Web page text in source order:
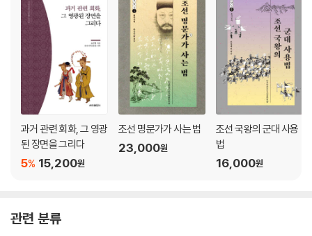
2) 조선 중기의 안태 · 77
3) 조선 후기의 안태 · 83
4. 안태 관련 등록 및 의궤의 검토 · 106
1) 의궤의 구성과 내용 · 106
2) 정조 대의 안태등록 · 108
4) 철종·고종 대의 안태등록 · 122
과거 관련 회화, 그 영광
된 장면을 그리다
15,200원
5%
조선 명문가가 사는 법
23,000원
조선 국왕의 군대 사용
법
16,000원
관련 분류